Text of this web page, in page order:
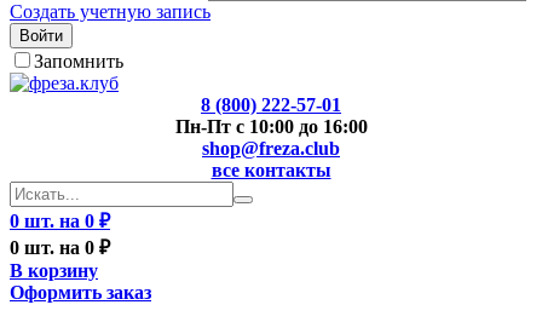
Создать учетную запись
Войти
Запомнить
8 (800) 222-57-01
Пн-Пт с 10:00 до 16:00
shop@freza.club
все контакты
0 шт. на 0 ₽
0 шт. на 0 ₽
В корзину
Оформить заказ